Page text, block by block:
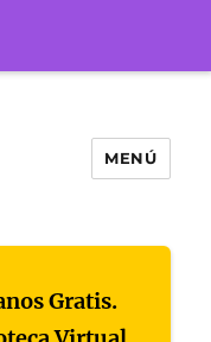
MENÚ
Gratis.